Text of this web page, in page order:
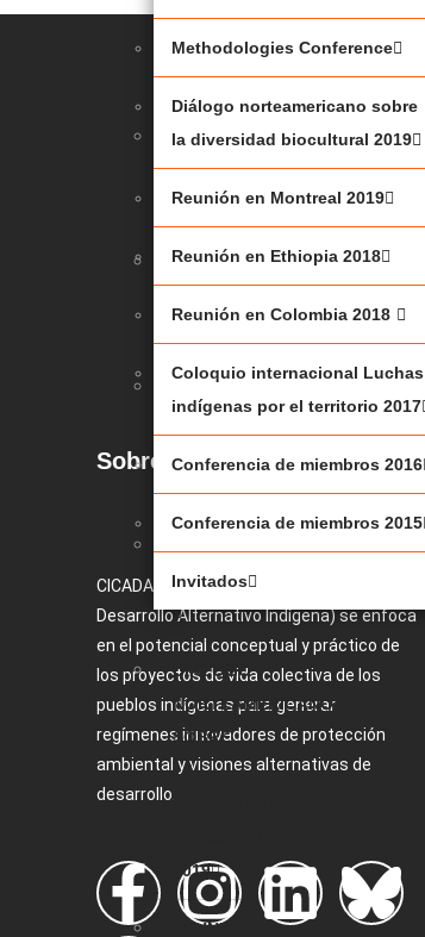
(JBNQA)
2025
MESA
RENDONDA
2025
JUSTICIA
BAJO
CONFERENCE
DIÁLOGO
NORTEAMERICANO
SOBRE
LA
2019
REUNIÓN
Methodologies Conference
Diálogo norteamericano sobre
la diversidad biocultural 2019
Reunión en Montreal 2019
Reunión en Ethiopia 2018
Reunión en Colombia 2018
Coloquio internacional Luchas
indígenas por el territorio 2017
Conferencia de miembros 2016
Conferencia de miembros 2015
Invitados
Sobre nosotros
CICADA (Centro para la Conservación y el
Desarrollo Alternativo Indígena) se enfoca
en el potencial conceptual y práctico de
los proyectos de vida colectiva de los
pueblos indígenas para generar
regímenes innovadores de protección
ambiental y visiones alternativas de
desarrollo.